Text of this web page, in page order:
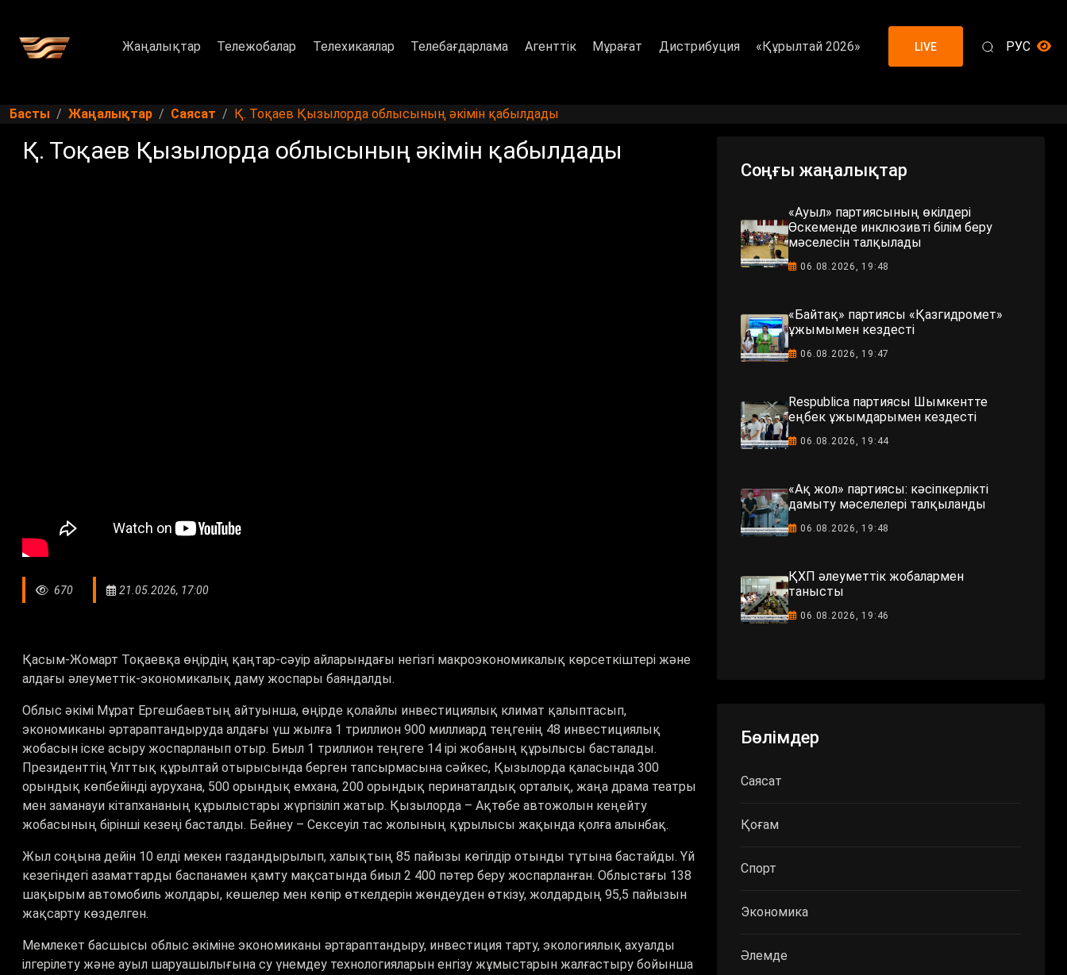
Жаңалықтар Тележобалар Телехикаялар Телебағдарлама Агенттік Мұрағат Дистрибуция «Құрылтай 2026» LIVE РУС
Басты Жаңалықтар Саясат Қ. Тоқаев Қызылорда облысының әкімін қабылдады
Қ. Тоқаев Қызылорда облысының әкімін қабылдады
670 21.05.2026, 17:00
Қасым-Жомарт Тоқаевқа өңірдің қаңтар-сәуір айларындағы негізгі макроэкономикалық көрсеткіштері және
алдағы әлеуметтік-экономикалық даму жоспары баяндалды.
Облыс әкімі Мұрат Ергешбаевтың айтуынша, өңірде қолайлы инвестициялық климат қалыптасып,
экономиканы әртараптандыруда алдағы үш жылға 1 триллион 900 миллиард теңгенің 48 инвестициялық
жобасын іске асыру жоспарланып отыр. Биыл 1 триллион теңгеге 14 ірі жобаның құрылысы басталады.
Президенттің Ұлттық құрылтай отырысында берген тапсырмасына сәйкес, Қызылорда қаласында 300
орындық көпбейінді аурухана, 500 орындық емхана, 200 орындық перинаталдық орталық, жаңа драма театры
мен заманауи кітапхананың құрылыстары жүргізіліп жатыр. Қызылорда – Ақтөбе автожолын кеңейту
жобасының бірінші кезеңі басталды. Бейнеу – Сексеуіл тас жолының құрылысы жақында қолға алынбақ.
Жыл соңына дейін 10 елді мекен газдандырылып, халықтың 85 пайызы көгілдір отынды тұтына бастайды. Үй
кезегіндегі азаматтарды баспанамен қамту мақсатында биыл 2 400 пәтер беру жоспарланған. Облыстағы 138
шақырым автомобиль жолдары, көшелер мен көпір өткелдерін жөндеуден өткізу, жолдардың 95,5 пайызын
жақсарту көзделген.
Мемлекет басшысы облыс әкіміне экономиканы әртараптандыру, инвестиция тарту, экологиялық ахуалды
ілгерілету және ауыл шаруашылығына су үнемдеу технологияларын енгізу жұмыстарын жалғастыру бойынша
Соңғы жаңалықтар
«Ауыл» партиясының өкілдері
Өскеменде инклюзивті білім беру
мәселесін талқылады
06.08.2026, 19:48
«Байтақ» партиясы «Қазгидромет»
ұжымымен кездесті
06.08.2026, 19:47
Respublica партиясы Шымкентте
еңбек ұжымдарымен кездесті
06.08.2026, 19:44
«Ақ жол» партиясы: кәсіпкерлікті
дамыту мәселелері талқыланды
06.08.2026, 19:48
ҚХП әлеуметтік жобалармен
танысты
06.08.2026, 19:46
Бөлімдер
Саясат
Қоғам
Спорт
Экономика
Әлемде